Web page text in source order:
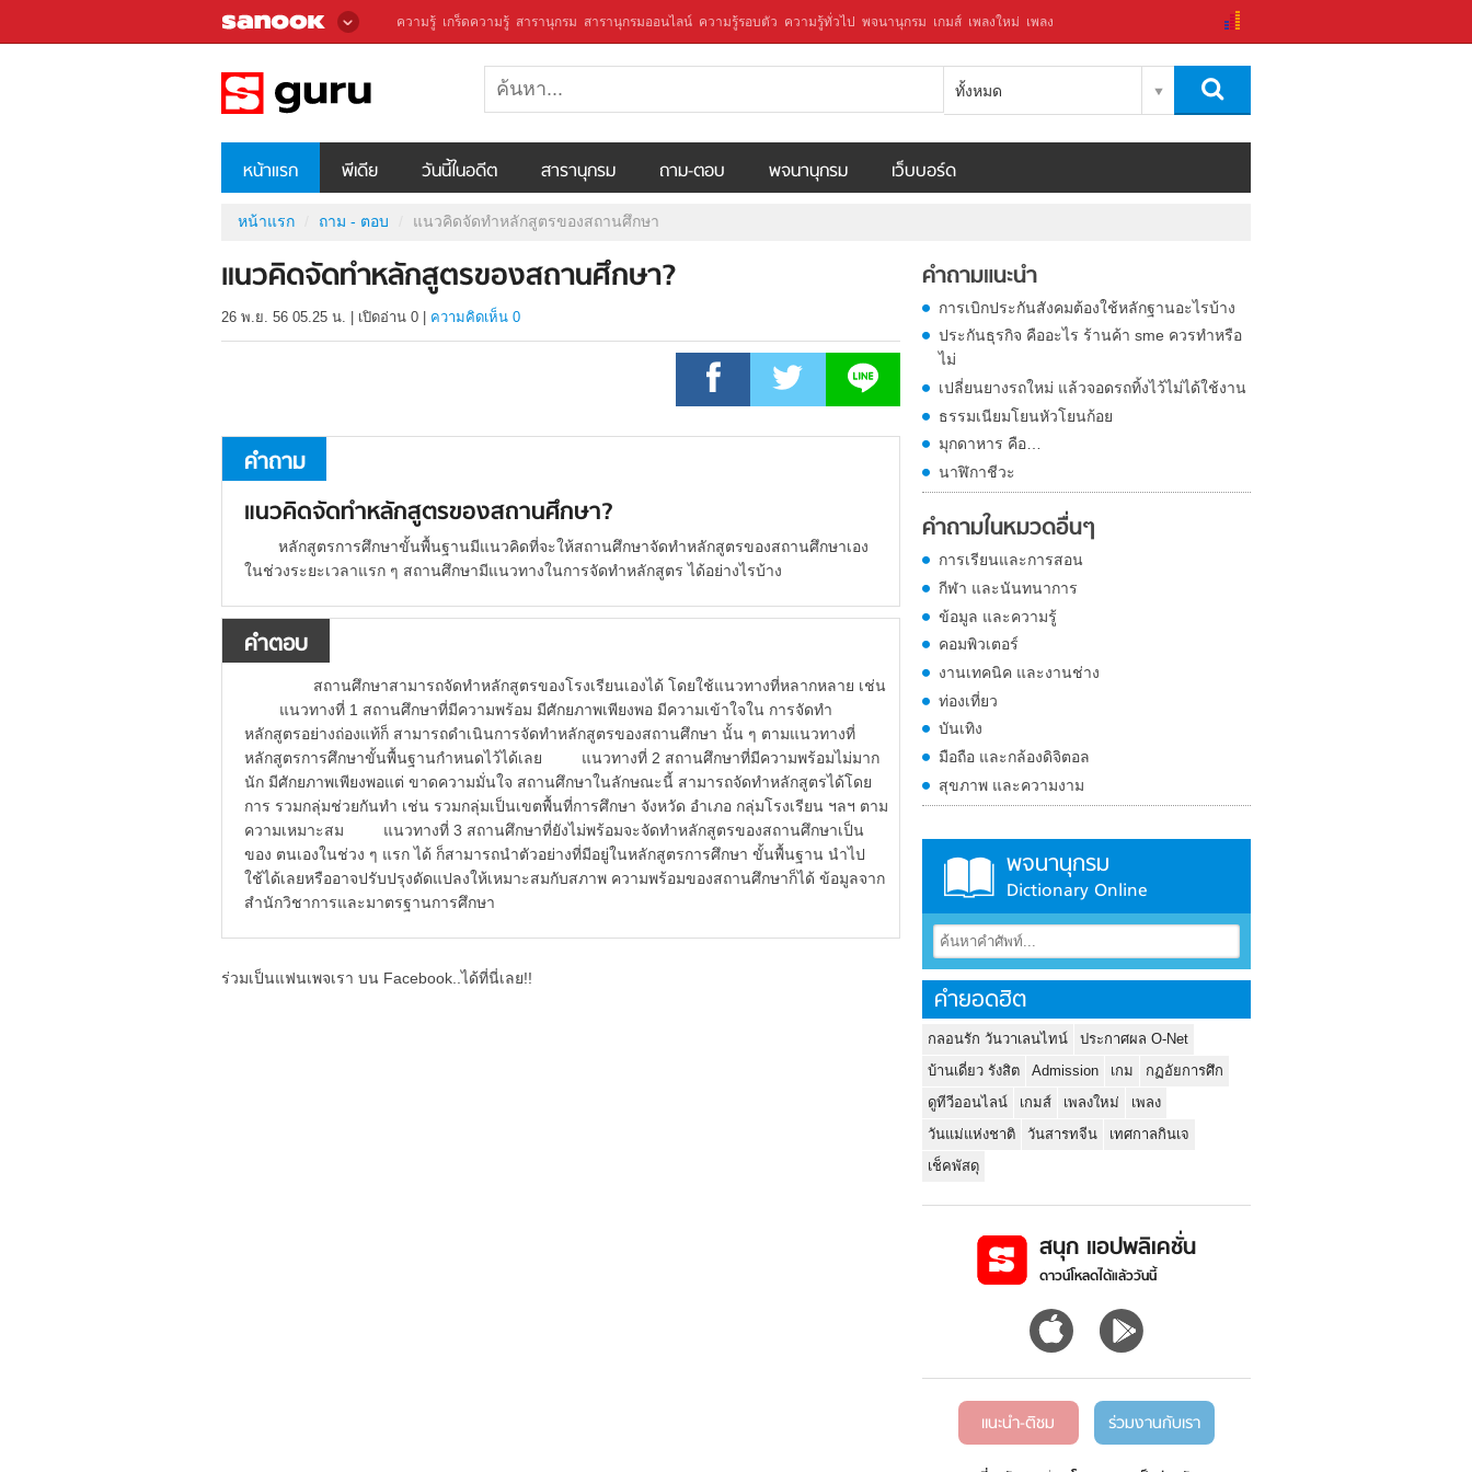
ความรู้ เกร็ดความรู้ สารานุกรม สารานุกรมออนไลน์ ความรู้รอบตัว ความรู้ทั่วไป พจนานุกรม เกมส์ เพลงใหม่ เพลง
ทั้งหมด
หน้าแรก พีเดีย วันนี้ในอดีต สารานุกรม ถาม-ตอบ พจนานุกรม เว็บบอร์ด
หน้าแรก ถาม - ตอบ แนวคิดจัดทำหลักสูตรของสถานศึกษา
แนวคิดจัดทำหลักสูตรของสถานศึกษา?
26 พ.ย. 56 05.25 น. เปิดอ่าน 0 ความคิดเห็น 0
คำถาม
แนวคิดจัดทำหลักสูตรของสถานศึกษา?
หลักสูตรการศึกษาขั้นพื้นฐานมีแนวคิดที่จะให้สถานศึกษาจัดทำหลักสูตรของสถานศึกษาเอง
ในช่วงระยะเวลาแรก ๆ สถานศึกษามีแนวทางในการจัดทำหลักสูตร ได้อย่างไรบ้าง
คำตอบ
สถานศึกษาสามารถจัดทำหลักสูตรของโรงเรียนเองได้ โดยใช้แนวทางที่หลากหลาย เช่น
แนวทางที่ 1 สถานศึกษาที่มีความพร้อม มีศักยภาพเพียงพอ มีความเข้าใจใน การจัดทำ
หลักสูตรอย่างถ่องแท้ก็ สามารถดำเนินการจัดทำหลักสูตรของสถานศึกษา นั้น ๆ ตามแนวทางที่
หลักสูตรการศึกษาขั้นพื้นฐานกำหนดไว้ได้เลย แนวทางที่ 2 สถานศึกษาที่มีความพร้อมไม่มาก
นัก มีศักยภาพเพียงพอแต่ ขาดความมั่นใจ สถานศึกษาในลักษณะนี้ สามารถจัดทำหลักสูตรได้โดย
การ รวมกลุ่มช่วยกันทำ เช่น รวมกลุ่มเป็นเขตพื้นที่การศึกษา จังหวัด อำเภอ กลุ่มโรงเรียน ฯลฯ ตาม
ความเหมาะสม แนวทางที่ 3 สถานศึกษาที่ยังไม่พร้อมจะจัดทำหลักสูตรของสถานศึกษาเป็น
ของ ตนเองในช่วง ๆ แรก ได้ ก็สามารถนำตัวอย่างที่มีอยู่ในหลักสูตรการศึกษา ขั้นพื้นฐาน นำไป
ใช้ได้เลยหรืออาจปรับปรุงดัดแปลงให้เหมาะสมกับสภาพ ความพร้อมของสถานศึกษาก็ได้ ข้อมูลจาก
สำนักวิชาการและมาตรฐานการศึกษา
ร่วมเป็นแฟนเพจเรา บน Facebook..ได้ที่นี่เลย!!
คำถามแนะนำ
การเบิกประกันสังคมต้องใช้หลักฐานอะไรบ้าง
ประกันธุรกิจ คืออะไร ร้านค้า sme ควรทำหรือ
ไม่
เปลี่ยนยางรถใหม่ แล้วจอดรถทิ้งไว้ไม่ได้ใช้งาน
ธรรมเนียมโยนหัวโยนก้อย
มุกดาหาร คือ…
นาฬิกาชีวะ
คำถามในหมวดอื่นๆ
การเรียนและการสอน
กีฬา และนันทนาการ
ข้อมูล และความรู้
คอมพิวเตอร์
งานเทคนิค และงานช่าง
ท่องเที่ยว
บันเทิง
มือถือ และกล้องดิจิตอล
สุขภาพ และความงาม
พจนานุกรม
Dictionary Online
คำยอดฮิต
กลอนรัก วันวาเลนไทน์
ประกาศผล O-Net
บ้านเดี่ยว รังสิต
Admission เกม
กฏอัยการศึก
ดูทีวีออนไลน์
เกมส์ เพลงใหม่
เพลง
วันแม่แห่งชาติ
วันสารทจีน
เทศกาลกินเจ
เช็คพัสดุ
สนุก แอปพลิเคชั่น
ดาวน์โหลดได้แล้ววันนี้
แนะนำ-ติชม ร่วมงานกับเรา